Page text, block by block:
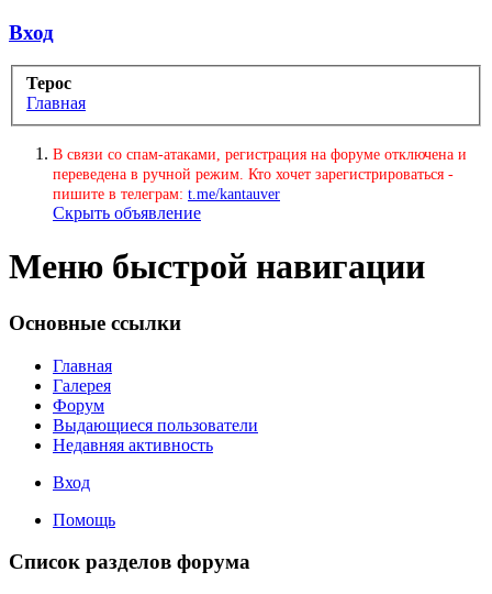
Вход
Терос
Главная
В связи со спам-атаками, регистрация на форуме отключена и
переведена в ручной режим. Кто хочет зарегистрироваться -
пишите в телеграм: t.me/kantauver
Скрыть объявление
Меню быстрой навигации
Основные ссылки
Главная
Галерея
Форум
Выдающиеся пользователи
Недавняя активность
Вход
Помощь
Список разделов форума